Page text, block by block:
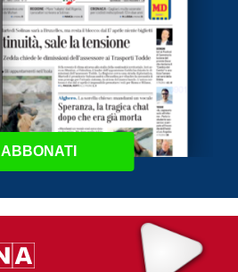
ABBONATI